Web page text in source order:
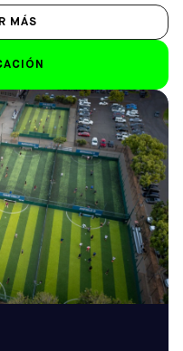
MÁS
HORARIO DE
APERTURA
De lunes a viernes
14.00 h - 23.00 h
Sáb-Dom
de 8.00 a 23.00 horas